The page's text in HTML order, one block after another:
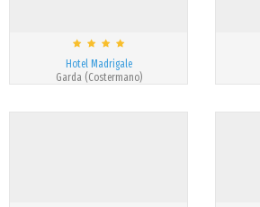
Hotel Madrigale
Garda (Costermano)